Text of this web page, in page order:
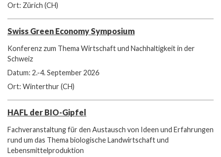
Ort: Zürich (CH)
Swiss Green Economy Symposium
Konferenz zum Thema Wirtschaft und Nachhaltigkeit in der
Schweiz
Datum: 2.-4. September 2026
Ort: Winterthur (CH)
HAFL der BIO-Gipfel
Fachveranstaltung für den Austausch von Ideen und Erfahrungen
rund um das Thema biologische Landwirtschaft und
Lebensmittelproduktion